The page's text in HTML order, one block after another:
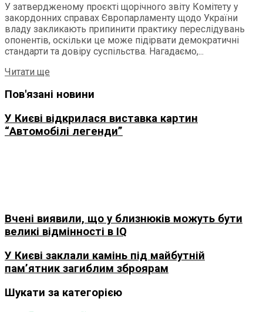
У затвердженому проєкті щорічного звіту Комітету у
закордонних справах Європарламенту щодо України
владу закликають припинити практику переслідувань
опонентів, оскільки це може підірвати демократичні
стандарти та довіру суспільства. Нагадаємо,...
Читати ще
Пов'язані новини
У Києві відкрилася виставка картин
“Автомобілі легенди”
Вчені виявили, що у близнюків можуть бути
великі відмінності в IQ
У Києві заклали камінь під майбутній
пам’ятник загиблим зброярам
Шукати за категорією